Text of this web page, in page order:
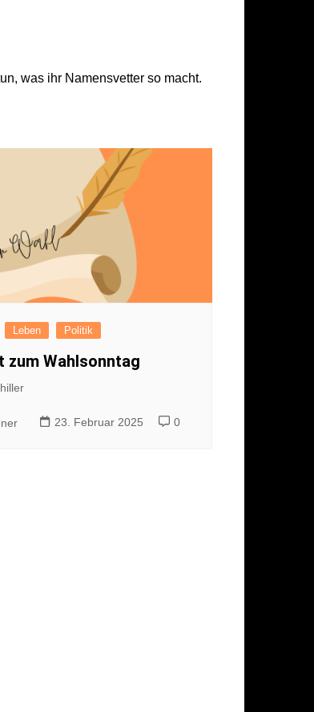
was ihr Namensvetter so macht.
Leben Politik
zum Wahlsonntag
23. Februar 2025 0